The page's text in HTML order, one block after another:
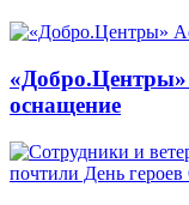
«Добро.Центры»
оснащение